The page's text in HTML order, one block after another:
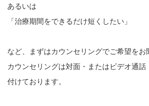
あるいは
「治療期間をできるだけ短くしたい」
など、まずはカウンセリングでご希望をお
カウンセリングは対面・またはビデオ通話
付けております。